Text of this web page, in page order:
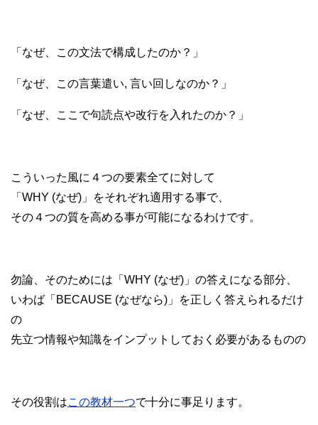
「なぜ、この文法で構成したのか？」
「なぜ、この言葉遣い, 言い回しなのか？」
「なぜ、ここで句読点や改行を入れたのか？」
こういった風に４つの要素全てに対して
「WHY (なぜ)」をそれぞれ適用する事で、
その４つの質を高める事が可能になるわけです。
勿論、そのためには「WHY (なぜ)」の答えになる部分、
いわば「BECAUSE (なぜなら)」を正しく答えられるだけ
の
先立つ情報や知識をインプットしておく必要があるものの
その役割はこの教材一つで十分に事足ります。